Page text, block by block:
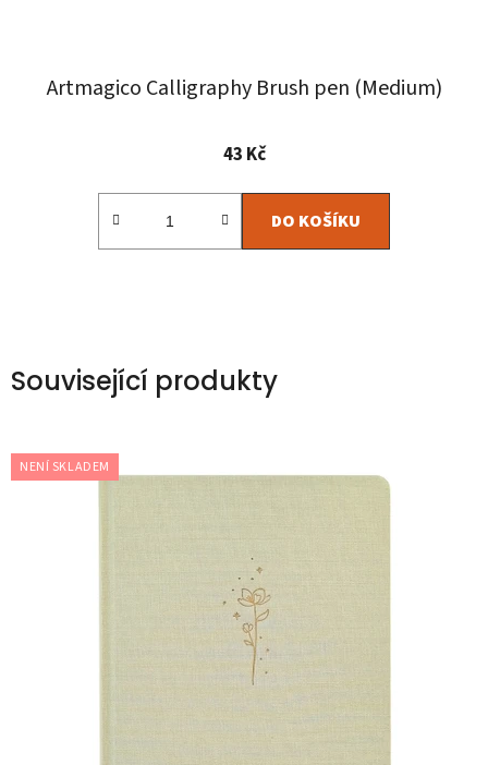
Artmagico Calligraphy Brush pen (Medium)
43 Kč
DO KOŠÍKU
Související produkty
NENÍ SKLADEM